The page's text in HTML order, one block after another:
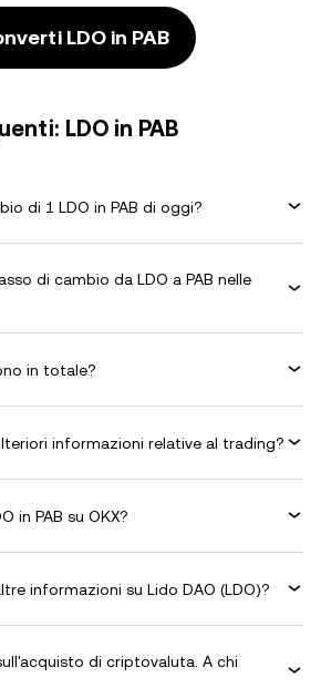
LDO in PAB
LDO in PAB
di 1 LDO in PAB di oggi?
di cambio da LDO a PAB nelle
in totale?
informazioni relative al trading?
in PAB su OKX?
informazioni su Lido DAO (LDO)?
di criptovaluta. A chi